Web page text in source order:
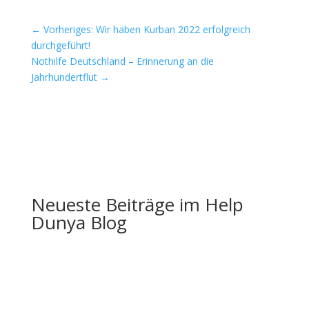
← Vorheriges: Wir haben Kurban 2022 erfolgreich
durchgeführt!
Nothilfe Deutschland – Erinnerung an die
Jahrhundertflut→
Neueste Beiträge im Help
Dunya Blog